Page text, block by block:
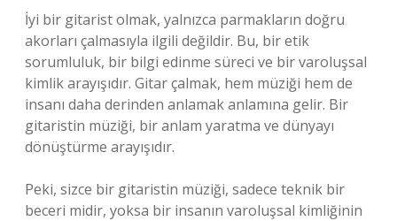
İyi bir gitarist olmak, yalnızca parmakların doğru
akorları çalmasıyla ilgili değildir. Bu, bir etik
sorumluluk, bir bilgi edinme süreci ve bir varoluşsal
kimlik arayışıdır. Gitar çalmak, hem müziği hem de
insanı daha derinden anlamak anlamına gelir. Bir
gitaristin müziği, bir anlam yaratma ve dünyayı
dönüştürme arayışıdır.
Peki, sizce bir gitaristin müziği, sadece teknik bir
beceri midir, yoksa bir insanın varoluşsal kimliğinin